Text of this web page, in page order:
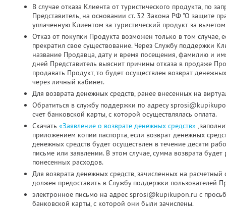
В случае отказа Клиента от туристического продукта, по
Представитель, на основании ст. 32 Закона РФ "О защите
уплаченную Клиентом за туристический продукт за
Отказ от покупки Продукта возможен только в том
прекратил свое существование. Через Службу поддержки
название Продавца, дату и время посещения, фамилию и
дней Представитель выяснит причины отказа в продаже
продавать Продукт, то будет осуществлен возврат
через личный кабинет.
Для возврата денежных средств, ранее внесенных на
Обратиться в службу поддержки по адресу
счет банковской карты, с которой осуществлялась оплата.
Скачать «Заявление о возврате денежных средств»
приложением копии паспорта, если возврат денежных
денежных средств будет осуществлен в течение десяти
письме или заявлении. В этом случае, сумма возврата
понесенных расходов.
Для возврата денежных средств, зачисленных на
должен предоставить в Службу поддержки пользователей
электронное письмо на адрес sprosi@kupikupon.ru с
банковской карты, с которой они были зачислены.